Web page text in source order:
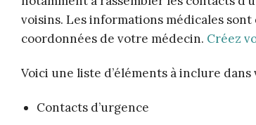
voisins. Les informations médicales
coordonnées de votre médecin. Créez
Voici une liste d’éléments à inclure dans
Contacts d’urgence